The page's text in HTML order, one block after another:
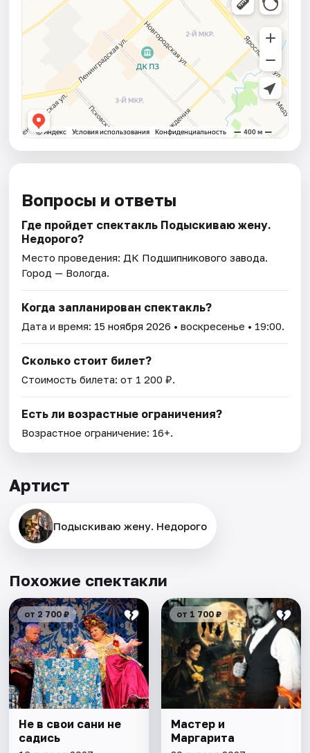
Вопросы и ответы
Где пройдет спектакль Подыскиваю жену.
Недорого?
Место проведения: ДК Подшипникового завода.
Город — Вологда.
Когда запланирован спектакль?
Дата и время: 15 ноября 2026 • воскресенье • 19:00.
Сколько стоит билет?
Стоимость билета: от 1 200 ₽.
Есть ли возрастные ограничения?
Возрастное ограничение: 16+.
Артист
Подыскиваю жену. Недорого
Похожие спектакли
от 2 700 ₽
Не в свои сани не
садись
от 1 700 ₽
Мастер и
Маргарита